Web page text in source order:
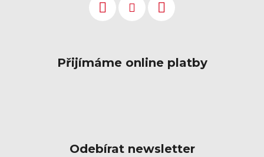
Přijímáme online platby
Odebírat newsletter